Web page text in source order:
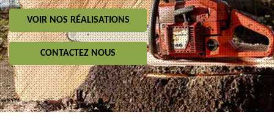
VOIR NOS RÉALISATIONS
CONTACTEZ NOUS